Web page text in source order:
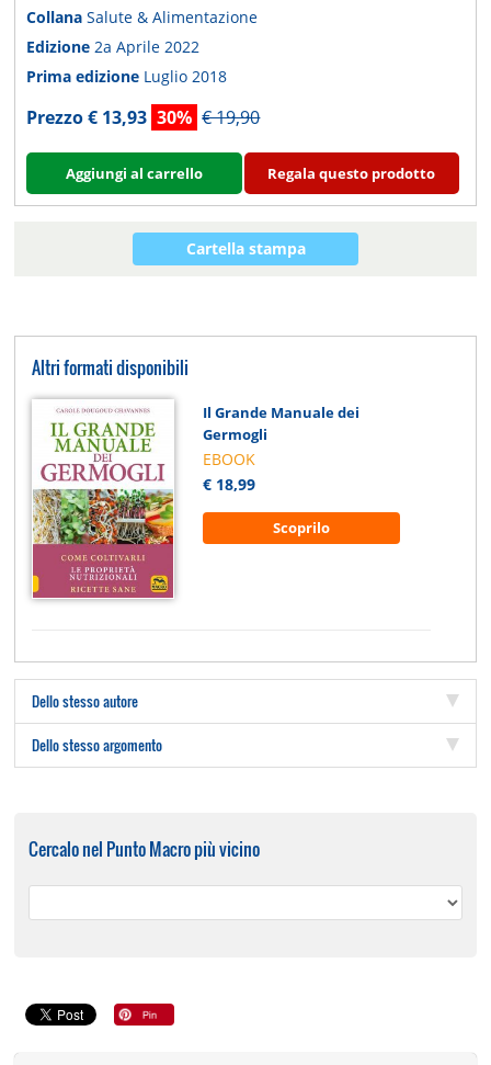
CollanaSalute & Alimentazione
Edizione2a Aprile 2022
Prima edizione Luglio 2018
Prezzo € 13,93 30% € 19,90
Aggiungi al carrello Regala questo prodotto
Cartella stampa
Altri formati disponibili
Il Grande Manuale dei
Germogli
EBOOK
€ 18,99
Scoprilo
Dello stesso autore
Dello stesso argomento
Cercalo nel Punto Macro più vicino